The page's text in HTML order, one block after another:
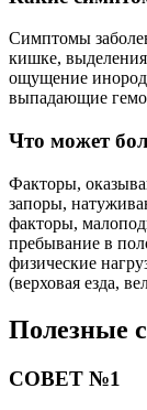
Симптомы
кишке,
ощущение
выпадающие
Что может
Факторы,
запоры,
факторы,
пребывание в
физические
(верховая езда,
Полезные
СОВЕТ №1